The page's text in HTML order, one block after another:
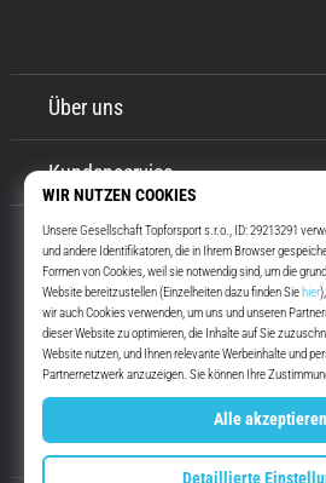
Seit mehr als 16 Jahren motivieren wir dich,
Schneller. Mit uns.
Über uns
Kundenservice